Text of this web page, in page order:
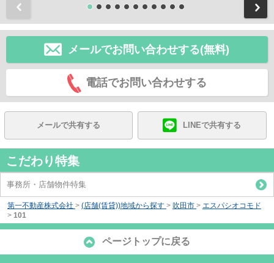
メールでお問い合わせする(無料)
電話でお問い合わせする
メールで共有する LINEで共有する
こだわり特集
事務所・店舗物件特集
第一不動産株式会社 > (店舗(賃貸))地域から探す > 吹田市 > エスパシオコモド
> 101
ページトップに戻る